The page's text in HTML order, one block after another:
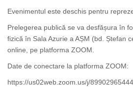
Evenimentul este deschis pentru
Prelegerea publică se va desfășura în
fizică în Sala Azurie a AȘM (bd. Ștefan
online, pe platforma ZOOM.
Date de conectare la platforma ZOOM:
https://us02web.zoom.us/j/